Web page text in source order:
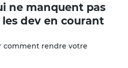
ne manquent pas
dev en courant
comment rendre votre